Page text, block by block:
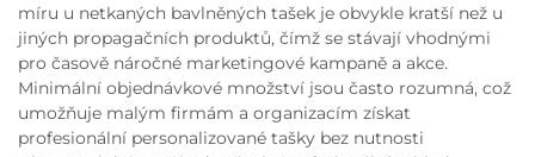
míru u netkaných bavlněných tašek je obvykle kratší než u
jiných propagačních produktů, čímž se stávají vhodnými
pro časově náročné marketingové kampaně a akce.
Minimální objednávkové množství jsou často rozumná, což
umožňuje malým firmám a organizacím získat
profesionální personalizované tašky bez nutnosti